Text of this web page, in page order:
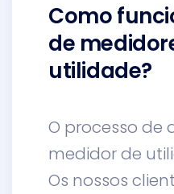
Como
de
utilidade?
O processo de
medidor de
Os nossos